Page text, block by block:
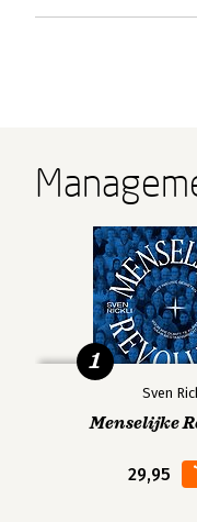
Sven
Menselijke
29,95
1